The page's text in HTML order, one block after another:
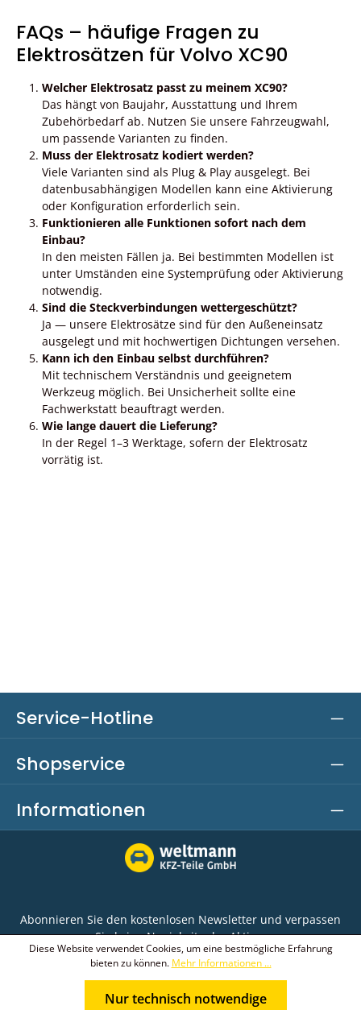
FAQs – häufige Fragen zu
Elektrosätzen für Volvo XC90
Welcher Elektrosatz passt zu meinem XC90?
Das hängt von Baujahr, Ausstattung und Ihrem
Zubehörbedarf ab. Nutzen Sie unsere Fahrzeugwahl,
um passende Varianten zu finden.
Muss der Elektrosatz kodiert werden?
Viele Varianten sind als Plug & Play ausgelegt. Bei
datenbusabhängigen Modellen kann eine Aktivierung
oder Konfiguration erforderlich sein.
Funktionieren alle Funktionen sofort nach dem
Einbau?
In den meisten Fällen ja. Bei bestimmten Modellen ist
unter Umständen eine Systemprüfung oder Aktivierung
notwendig.
Sind die Steckverbindungen wettergeschützt?
Ja — unsere Elektrosätze sind für den Außeneinsatz
ausgelegt und mit hochwertigen Dichtungen versehen.
Kann ich den Einbau selbst durchführen?
Mit technischem Verständnis und geeignetem
Werkzeug möglich. Bei Unsicherheit sollte eine
Fachwerkstatt beauftragt werden.
Wie lange dauert die Lieferung?
In der Regel 1–3 Werktage, sofern der Elektrosatz
vorrätig ist.
Service-Hotline
Shopservice
Informationen
Abonnieren Sie den kostenlosen Newsletter und verpassen
Sie keine Neuigkeit oder Aktion.
E-Mail-Adresse*
Datenschutzbestimmungenzur
Diese Website verwendet Cookies, um eine bestmögliche Erfahrung
bieten zu können. Mehr Informationen ...
Nur technisch notwendige